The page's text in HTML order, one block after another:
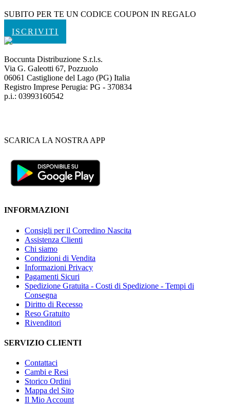
SUBITO PER TE UN CODICE COUPON IN REGALO
ISCRIVITI
Boccunta Distribuzione S.r.l.s.
Via G. Galeotti 67, Pozzuolo
06061 Castiglione del Lago (PG) Italia
Registro Imprese Perugia: PG - 370834
p.i.: 03993160542
SCARICA LA NOSTRA APP
INFORMAZIONI
Consigli per il Corredino Nascita
Assistenza Clienti
Chi siamo
Condizioni di Vendita
Informazioni Privacy
Pagamenti Sicuri
Spedizione Gratuita - Costi di Spedizione - Tempi di
Consegna
Diritto di Recesso
Reso Gratuito
Rivenditori
SERVIZIO CLIENTI
Contattaci
Cambi e Resi
Storico Ordini
Mappa del Sito
Il Mio Account